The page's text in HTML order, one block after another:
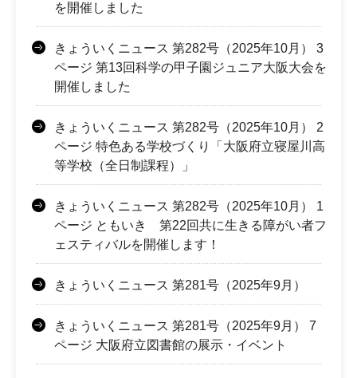
を開催しました
きょういくニュース 第282号（2025年10月） 3
ページ 第13回科学の甲子園ジュニア大阪大会を
開催しました
きょういくニュース 第282号（2025年10月） 2
ページ 特色ある学校づくり「大阪府立寝屋川高
等学校（全日制課程）」
きょういくニュース 第282号（2025年10月） 1
ページ ともいき 第22回共に生きる障がい者フ
ェスティバルを開催します！
きょういくニュース 第281号（2025年9月）
きょういくニュース 第281号（2025年9月） 7
ページ 大阪府立図書館の展示・イベント